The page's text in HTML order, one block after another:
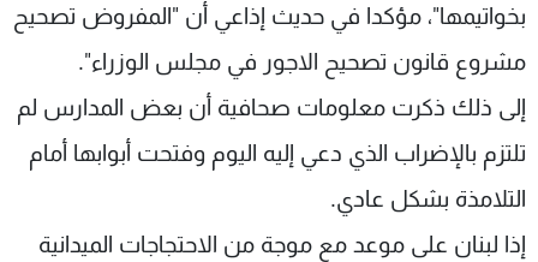
بخواتيمها"، مؤكدا في حديث إذاعي أن "المفروض تصحيح
مشروع قانون تصحيح الاجور في مجلس الوزراء".
إلى ذلك ذكرت معلومات صحافية أن بعض المدارس لم
تلتزم بالإضراب الذي دعي إليه اليوم وفتحت أبوابها أمام
التلامذة بشكل عادي.
إذا لبنان على موعد مع موجة من الاحتجاجات الميدانية